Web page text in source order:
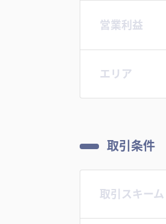
営業利益
エリア
取引条件
取引スキーム